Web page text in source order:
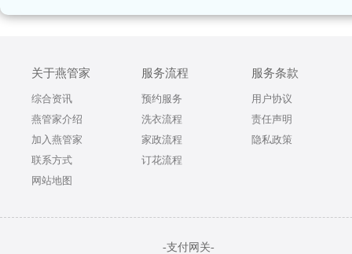
关于燕管家
综合资讯
燕管家介绍
加入燕管家
联系方式
网站地图
服务流程
预约服务
洗衣流程
家政流程
订花流程
服务条款
用户协议
责任声明
隐私政策
-支付网关-